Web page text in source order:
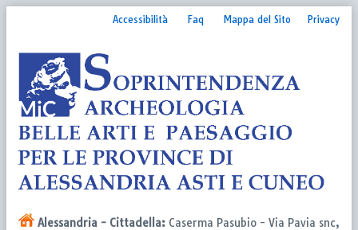
Accessibilità Faq Mappa del Sito Privacy
Alessandria - Cittadella: Caserma Pasubio - Via Pavia snc,